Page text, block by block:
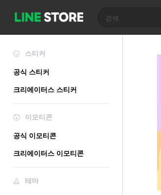
스티커
공식 스티커
크리에이터스 스티커
이모티콘
공식 이모티콘
크리에이터스 이모티콘
테마